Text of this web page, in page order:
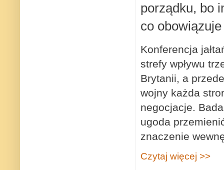
porządku, bo
co
Konferencja
strefy wpływu
Brytanii, a
wojny każda
negocjacje.
ugoda
znaczenie
Czytaj więcej >>